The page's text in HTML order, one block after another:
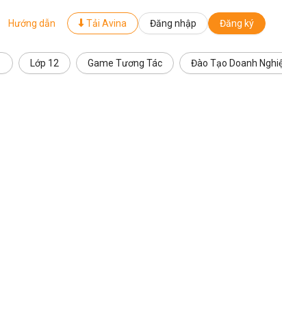
Hướng dẫn Tải Avina Đăng nhập Đăng ký
Lớp 12 Game Tương Tác Đào Tạo Doanh